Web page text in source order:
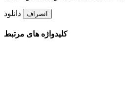
دانلود انصراف
کلیدواژه های مرتبط